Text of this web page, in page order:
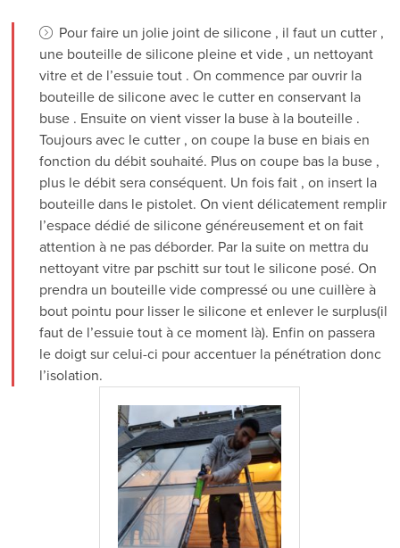
Pour faire un jolie joint de silicone , il faut un cutter ,
une bouteille de silicone pleine et vide , un nettoyant
vitre et de l’essuie tout . On commence par ouvrir la
bouteille de silicone avec le cutter en conservant la
buse . Ensuite on vient visser la buse à la bouteille .
Toujours avec le cutter , on coupe la buse en biais en
fonction du débit souhaité. Plus on coupe bas la buse ,
plus le débit sera conséquent. Un fois fait , on insert la
bouteille dans le pistolet. On vient délicatement remplir
l’espace dédié de silicone généreusement et on fait
attention à ne pas déborder. Par la suite on mettra du
nettoyant vitre par pschitt sur tout le silicone posé. On
prendra un bouteille vide compressé ou une cuillère à
bout pointu pour lisser le silicone et enlever le surplus(il
faut de l’essuie tout à ce moment là). Enfin on passera
le doigt sur celui-ci pour accentuer la pénétration donc
l’isolation.